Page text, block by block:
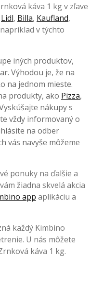
káva 1 kg v zľave
Lidl, Billa, Kaufland,
v týchto
iných produktov,
Výhodou je, že na
na jednom mieste.
produkty, ako Pizza,
nákupy s
vždy informovaný o
na odber
vás navyše môžeme
ponuky na ďalšie a
žiadna skvelá akcia
app aplikáciu a
každý Kimbino
U nás môžete
káva 1 kg.